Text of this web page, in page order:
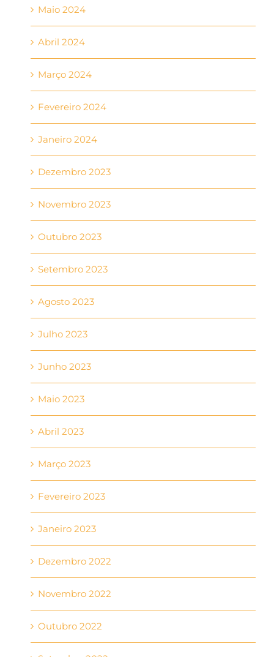
Maio 2024
Abril 2024
Março 2024
Fevereiro 2024
Janeiro 2024
Dezembro 2023
Novembro 2023
Outubro 2023
Setembro 2023
Agosto 2023
Julho 2023
Junho 2023
Maio 2023
Abril 2023
Março 2023
Fevereiro 2023
Janeiro 2023
Dezembro 2022
Novembro 2022
Outubro 2022